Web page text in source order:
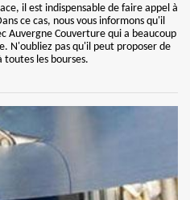
il est indispensable de faire appel à
ce cas, nous vous informons qu'il
Auvergne Couverture qui a beaucoup
N'oubliez pas qu'il peut proposer de
toutes les bourses.